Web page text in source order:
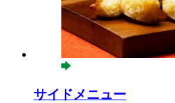
サイドメニュー